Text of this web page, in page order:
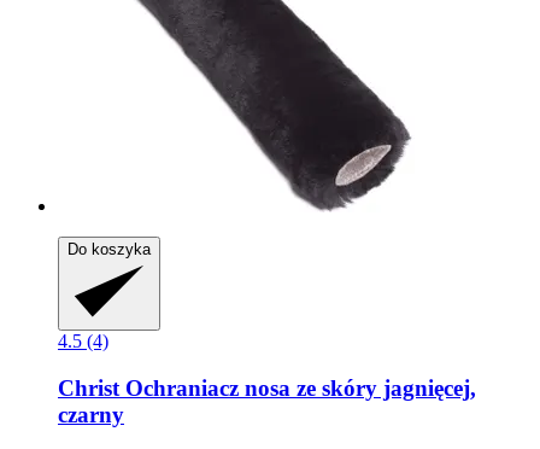
Do koszyka
4.5 (4)
Christ Ochraniacz nosa ze skóry jagnięcej,
czarny